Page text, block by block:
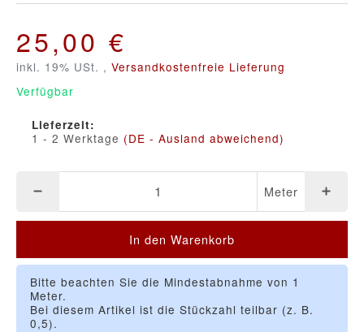
25,00 €
inkl. 19% USt. , Versandkostenfreie Lieferung
Verfügbar
Lieferzeit:
1 - 2 Werktage (DE - Ausland abweichend)
Meter
In den Warenkorb
Bitte beachten Sie die Mindestabnahme von 1
Meter.
Bei diesem Artikel ist die Stückzahl teilbar (z. B.
0,5).